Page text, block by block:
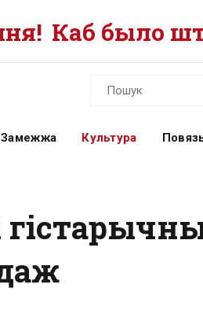
Каб было
Замежжа Культура